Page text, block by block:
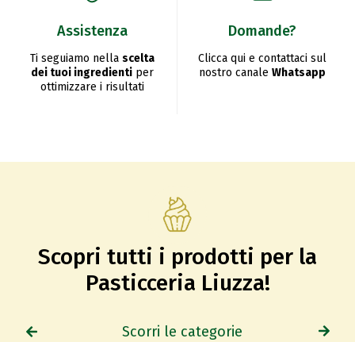
Assistenza
Ti seguiamo nella scelta
dei tuoi ingredienti per
ottimizzare i risultati
Domande?
Clicca qui e contattaci sul
nostro canale Whatsapp
Scopri tutti i prodotti per la
Pasticceria Liuzza!
Scorri le categorie